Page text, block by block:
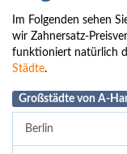
Im Folgenden sehen
wir Zahnersatz-
funktioniert natürlich
Städte.
Großstädte von A-
Berlin